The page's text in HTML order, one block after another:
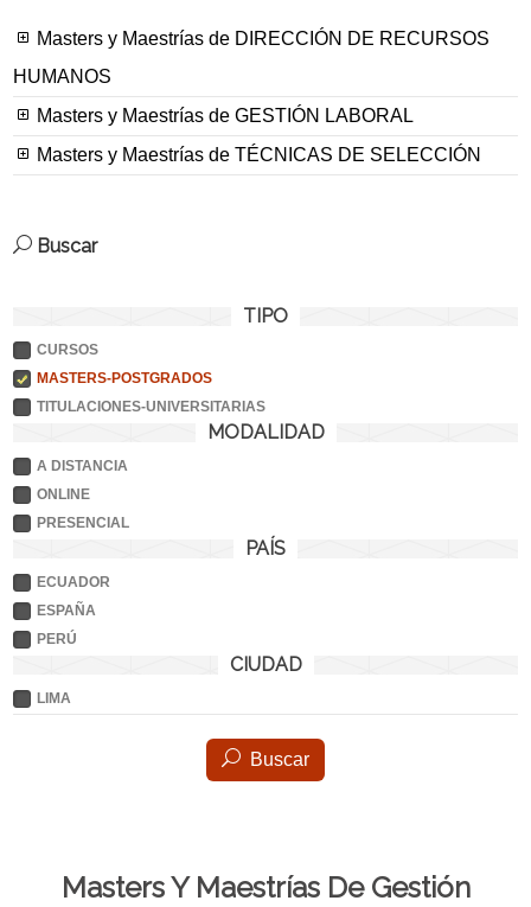
Masters y Maestrías de DIRECCIÓN DE RECURSOS
HUMANOS
Masters y Maestrías de GESTIÓN LABORAL
Masters y Maestrías de TÉCNICAS DE SELECCIÓN
Buscar
TIPO
CURSOS
MASTERS-POSTGRADOS
TITULACIONES-UNIVERSITARIAS
MODALIDAD
A DISTANCIA
ONLINE
PRESENCIAL
PAÍS
ECUADOR
ESPAÑA
PERÚ
CIUDAD
LIMA
Buscar
Masters Y Maestrías De Gestión